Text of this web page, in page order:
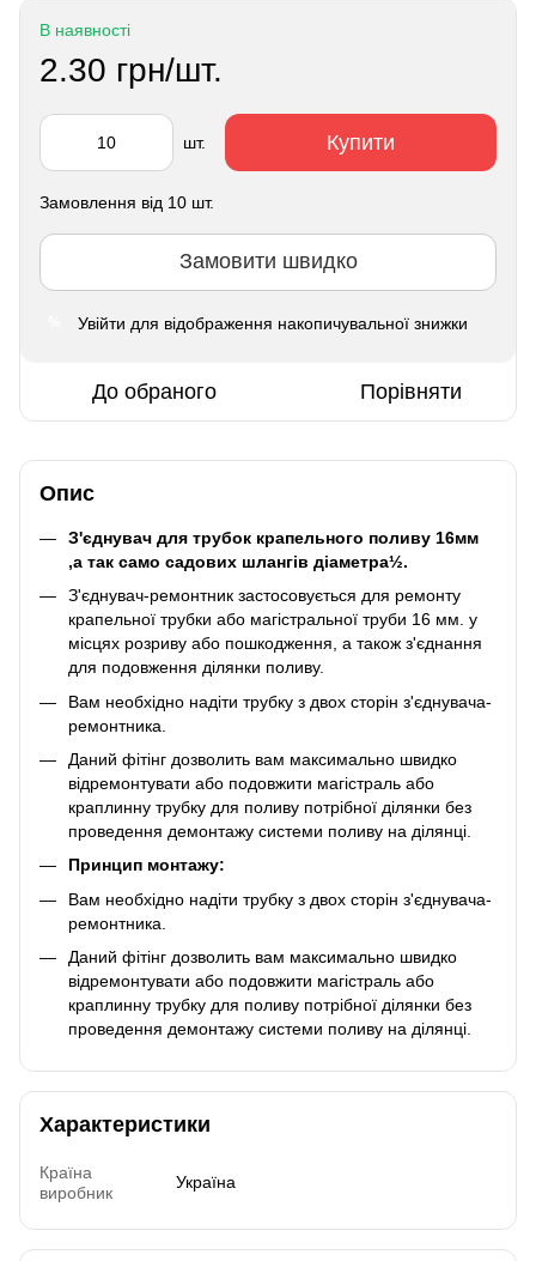
В наявності
2.30 грн/шт.
шт. Купити
Замовлення від 10 шт.
Замовити швидко
Увійти для відображення накопичувальної знижки
До обраного Порівняти
Опис
З'єднувач для трубок крапельного поливу 16мм
,а так само садових шлангів діаметра½.
З'єднувач-ремонтник застосовується для ремонту
крапельної трубки або магістральної труби 16 мм. у
місцях розриву або пошкодження, а також з'єднання
для подовження ділянки поливу.
Вам необхідно надіти трубку з двох сторін з'єднувача-
ремонтника.
Даний фітінг дозволить вам максимально швидко
відремонтувати або подовжити магістраль або
краплинну трубку для поливу потрібної ділянки без
проведення демонтажу системи поливу на ділянці.
Принцип монтажу:
Вам необхідно надіти трубку з двох сторін з'єднувача-
ремонтника.
Даний фітінг дозволить вам максимально швидко
відремонтувати або подовжити магістраль або
краплинну трубку для поливу потрібної ділянки без
проведення демонтажу системи поливу на ділянці.
Характеристики
Країна
виробник
Україна